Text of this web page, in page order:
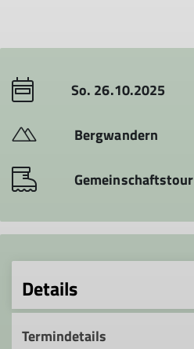
So. 26.10.2025
Bergwandern
Gemeinschaftstour
Details
Termindetails